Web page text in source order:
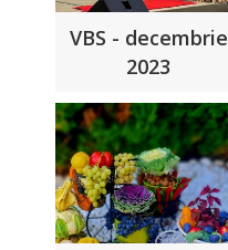
VBS - decembrie
2023